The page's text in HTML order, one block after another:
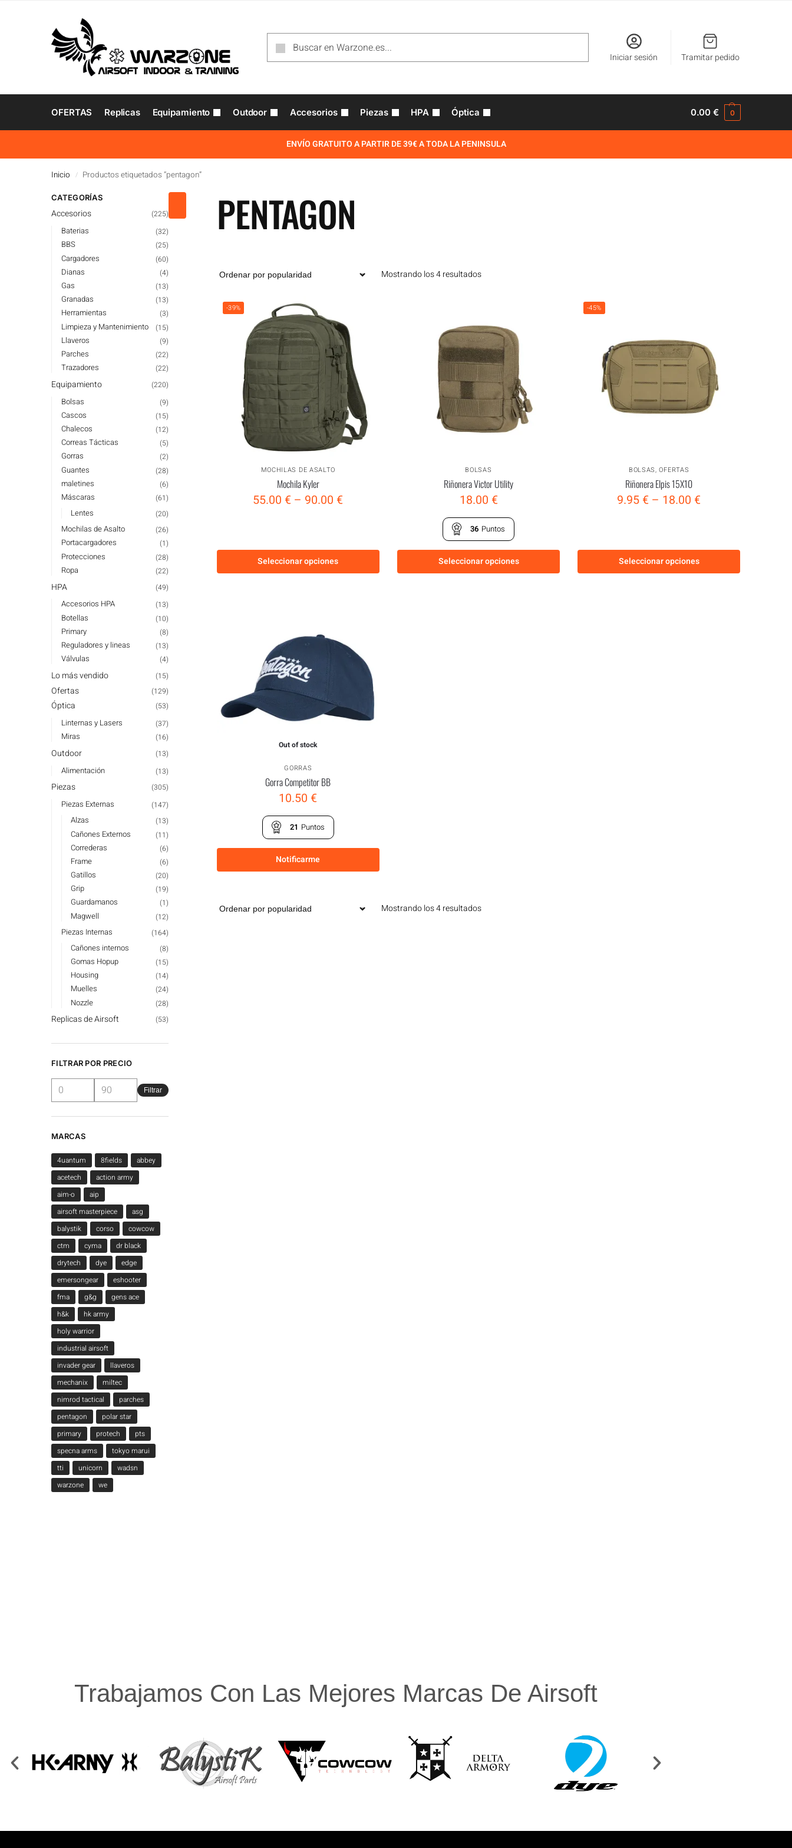
Iniciar sesión Tramitar pedido
OFERTAS Replicas Equipamiento Outdoor Accesorios Piezas HPA Óptica 0.00€ 0
ENVÍO GRATUITO A PARTIR DE 39€ A TODA LA PENINSULA
Inicio / Productos etiquetados “pentagon”
PENTAGON
Mostrando los 4 resultados
-39%
MOCHILAS DE ASALTO
Mochila Kyler
55.00 € – 90.00 €
Seleccionar opciones
BOLSAS
Riñonera Victor Utility
18.00 €
36 Puntos
Seleccionar opciones
-45%
BOLSAS,OFERTAS
Riñonera Elpis 15X10
9.95 € – 18.00 €
Seleccionar opciones
Out of stock
GORRAS
Gorra Competitor BB
10.50 €
21 Puntos
Notificarme
Mostrando los 4 resultados
CATEGORÍAS
Accesorios (225)
Baterias (32)
BBS (25)
Cargadores (60)
Dianas (4)
Gas (13)
Granadas (13)
Herramientas (3)
Limpieza y Mantenimiento (15)
Llaveros (9)
Parches (22)
Trazadores (22)
Equipamiento (220)
Bolsas (9)
Cascos (15)
Chalecos (12)
Correas Tácticas (5)
Gorras (2)
Guantes (28)
maletines (6)
Máscaras (61)
Lentes (20)
Mochilas de Asalto (26)
Portacargadores (1)
Protecciones (28)
Ropa (22)
HPA (49)
Accesorios HPA (13)
Botellas (10)
Primary (8)
Reguladores y lineas (13)
Válvulas (4)
Lo más vendido (15)
Ofertas (129)
Óptica (53)
Linternas y Lasers (37)
Miras (16)
Outdoor (13)
Alimentación (13)
Piezas (305)
Piezas Externas (147)
Alzas (13)
Cañones Externos (11)
Correderas (6)
Frame (6)
Gatillos (20)
Grip (19)
Guardamanos (1)
Magwell (12)
Piezas Internas (164)
Cañones internos (8)
Gomas Hopup (15)
Housing (14)
Muelles (24)
Nozzle (28)
Replicas de Airsoft (53)
FILTRAR POR PRECIO
Filtrar
MARCAS
4uantum 8fields
abbey
acetech
action army
aim-o
aip
airsoft masterpiece
asg
balystik
corso
cowcow
ctm
cyma
dr black
drytech
dye
edge
emersongear
eshooter
fma
g&g
gens ace
h&k
hk army
holy warrior
industrial airsoft
invader gear
llaveros
mechanix
miltec
nimrod tactical
parches
pentagon
polar star
primary
protech
pts
specna arms
tokyo marui
tti
unicorn
wadsn
warzone
we
Trabajamos Con Las Mejores Marcas De Airsoft